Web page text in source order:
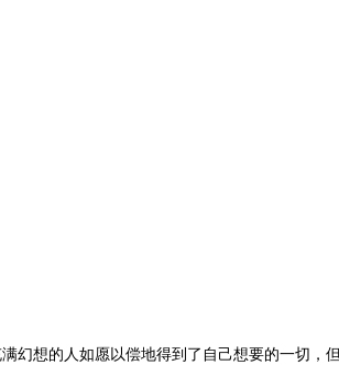
满幻想的人如愿以偿地得到了自己想要的一切，